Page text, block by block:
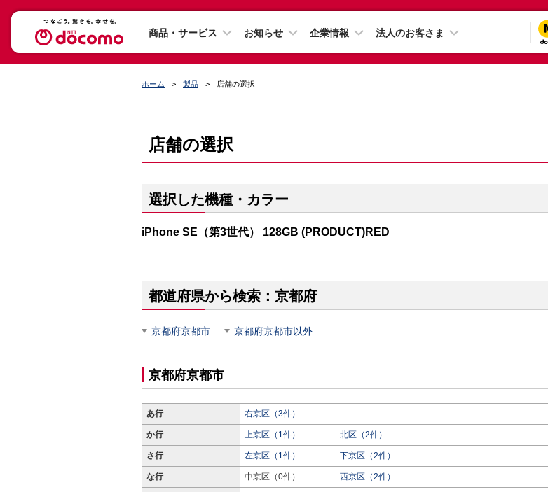
商品・サービス お知らせ 企業情報 法人のお客さま
ホーム 製品 店舗の選択
店舗の選択
選択した機種・カラー
iPhone SE（第3世代） 128GB (PRODUCT)RED
都道府県から検索：京都府
京都府京都市 京都府京都市以外
京都府京都市
あ行 右京区（3件）
か行 上京区（1件） 北区（2件）
さ行 左京区（1件） 下京区（2件）
な行 中京区（0件） 西京区（2件）